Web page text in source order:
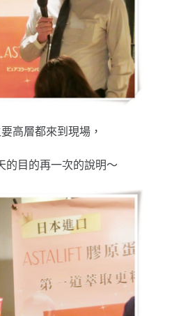
高層都來到現場，
的目的再一次的說明～